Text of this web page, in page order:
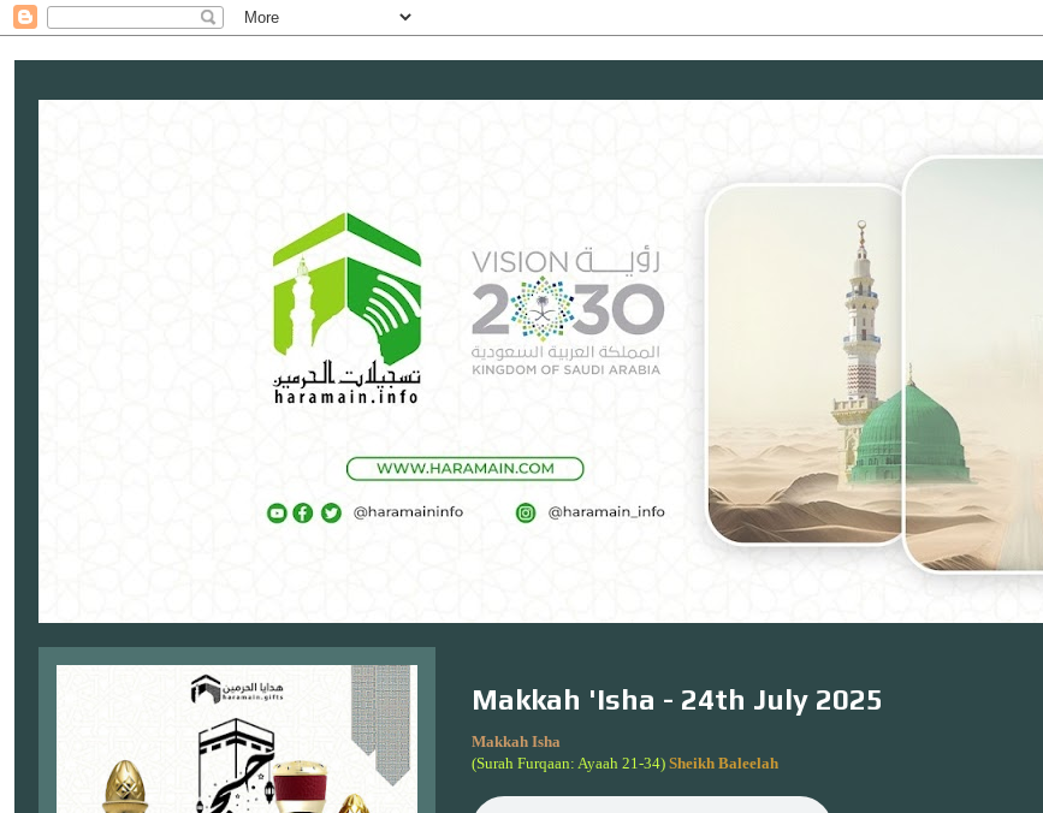
Makkah 'Isha - 24th July 2025
Makkah Isha
(Surah Furqaan: Ayaah 21-34) Sheikh Baleelah